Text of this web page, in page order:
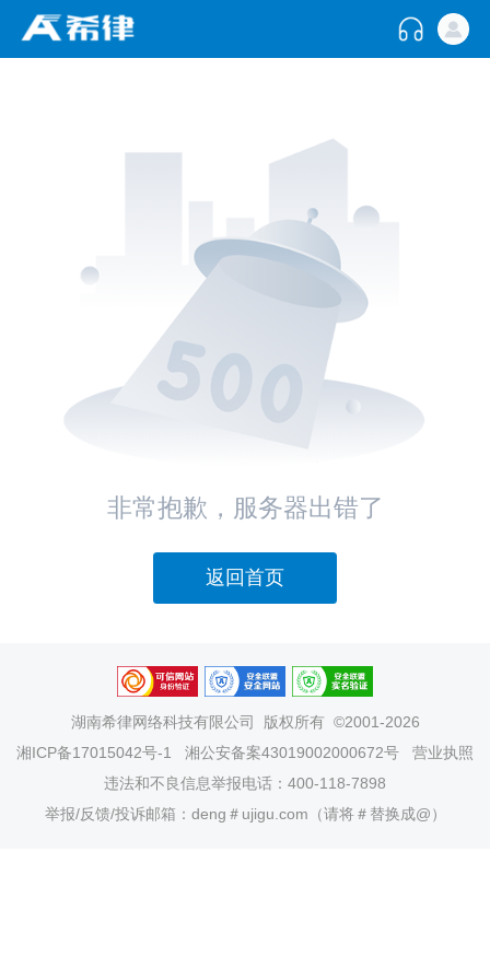
非常抱歉，服务器出错了
返回首页
湖南希律网络科技有限公司
版权所有 ©2001-2026
湘ICP备17015042号-1
湘公安备案43019002000672号
营业执照
违法和不良信息举报电话：400-118-7898
举报/反馈/投诉邮箱：deng＃ujigu.com（请将＃替换成@）